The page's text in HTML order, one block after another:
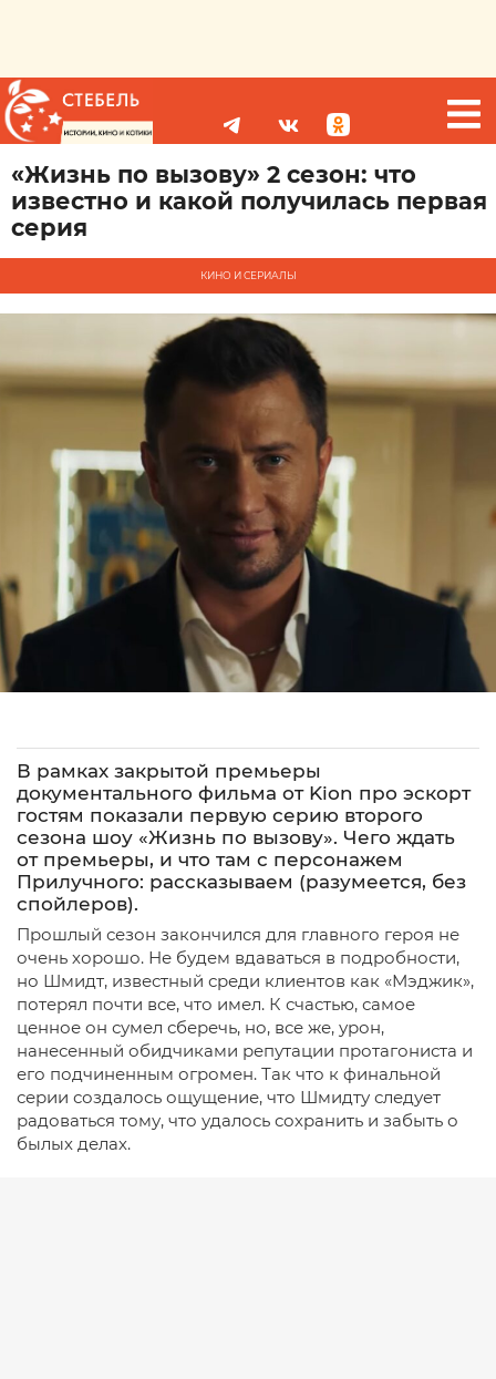
«Жизнь по вызову» 2 сезон: что
известно и какой получилась первая
серия
КИНО И СЕРИАЛЫ
В рамках закрытой премьеры
документального фильма от Kion про эскорт
гостям показали первую серию второго
сезона шоу «Жизнь по вызову». Чего ждать
от премьеры, и что там с персонажем
Прилучного: рассказываем (разумеется, без
спойлеров).
Прошлый сезон закончился для главного героя не
очень хорошо. Не будем вдаваться в подробности,
но Шмидт, известный среди клиентов как «Мэджик»,
потерял почти все, что имел. К счастью, самое
ценное он сумел сберечь, но, все же, урон,
нанесенный обидчиками репутации протагониста и
его подчиненным огромен. Так что к финальной
серии создалось ощущение, что Шмидту следует
радоваться тому, что удалось сохранить и забыть о
былых делах.